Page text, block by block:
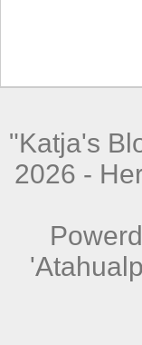
"Katja's
2026 -